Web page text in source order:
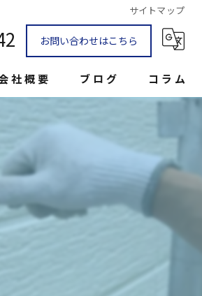
サイトマップ
お問い合わせはこちら
社概要 ブログ コラム